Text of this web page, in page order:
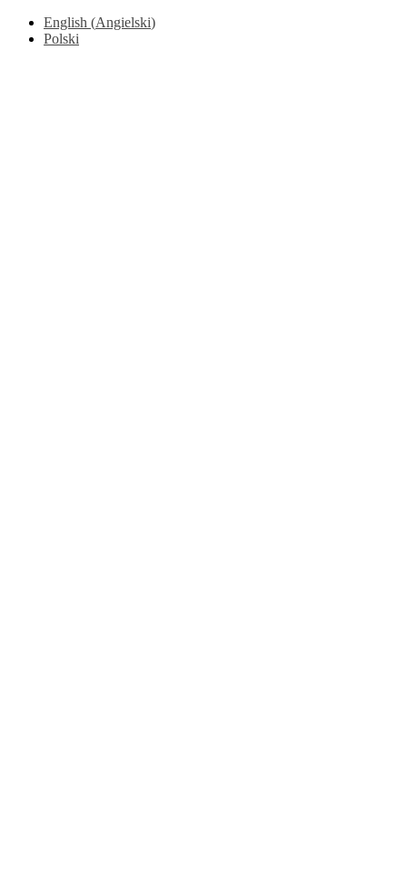
English (Angielski)
Polski